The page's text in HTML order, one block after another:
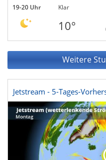
19-20 Uhr Klar
10°
Weitere
Jetstream - 5-Tages-